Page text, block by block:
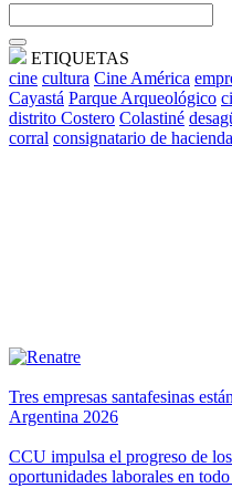
ETIQUETAS
cine cultura Cine América
Cayastá Parque Arqueológico
distrito Costero Colastiné
corral consignatario de hacienda
Tres empresas santafesinas
Argentina 2026
CCU impulsa el progreso de
oportunidades laborales en